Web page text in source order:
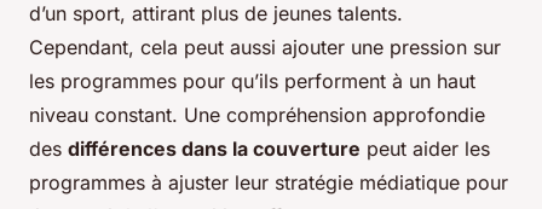
d’un sport, attirant plus de jeunes talents.
Cependant, cela peut aussi ajouter une pression sur
les programmes pour qu’ils performent à un haut
niveau constant. Une compréhension approfondie
des différences dans la couverture peut aider les
programmes à ajuster leur stratégie médiatique pour